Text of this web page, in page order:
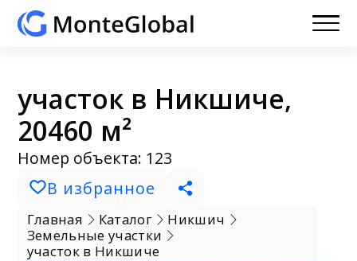
участок в Никшиче,
20460 м²
Номер объекта: 123
В избранное
Главная Каталог
Никшич
Земельные участки
участок в Никшиче